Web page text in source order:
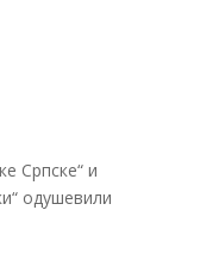
Српске“ и
одушевили